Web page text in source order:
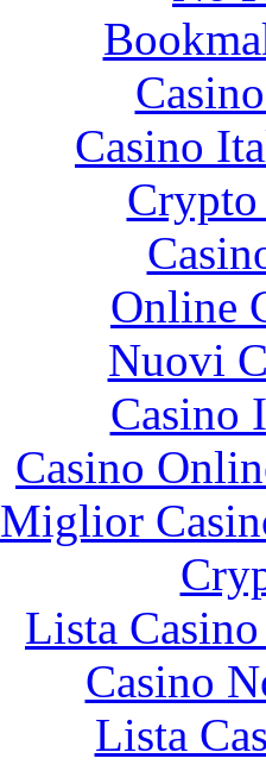
Casino
Online
Nuovi
Casino
Casino
Miglior
Lista
Casino
Lista